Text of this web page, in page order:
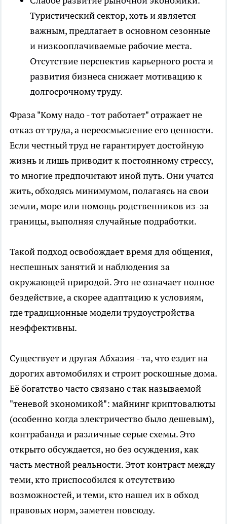
Туристический сектор, хоть и является
важным, предлагает в основном сезонные
и низкооплачиваемые рабочие места.
Отсутствие перспектив карьерного роста и
развития бизнеса снижает мотивацию к
долгосрочному труду.
Фраза "Кому надо - тот работает" отражает не
отказ от труда, а переосмысление его ценности.
Если честный труд не гарантирует достойную
жизнь и лишь приводит к постоянному стрессу,
то многие предпочитают иной путь. Они учатся
жить, обходясь минимумом, полагаясь на свои
земли, море или помощь родственников из-за
границы, выполняя случайные подработки.
Такой подход освобождает время для общения,
неспешных занятий и наблюдения за
окружающей природой. Это не означает полное
бездействие, а скорее адаптацию к условиям,
где традиционные модели трудоустройства
неэффективны.
Существует и другая Абхазия - та, что ездит на
дорогих автомобилях и строит роскошные дома.
Её богатство часто связано с так называемой
"теневой экономикой": майнинг криптовалюты
(особенно когда электричество было дешевым),
контрабанда и различные серые схемы. Это
открыто обсуждается, но без осуждения, как
часть местной реальности. Этот контраст между
теми, кто приспособился к отсутствию
возможностей, и теми, кто нашел их в обход
правовых норм, заметен повсюду.